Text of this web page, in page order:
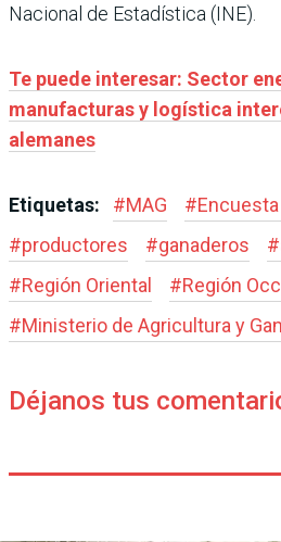
Nacional de Estadística (INE).
Te puede interesar: Sector
manufacturas y logística
alemanes
Etiquetas: #MAG #
#productores #ganaderos #
#Región Oriental #Región
#Ministerio de Agricultura y
Déjanos tus